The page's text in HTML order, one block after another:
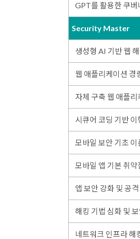
GPT를 활용한 쿠버
Security Master
생성형 AI 기반 웹
웹 애플리케이션 경
자체 구축 웹 애플
시큐어 코딩 기반
모바일 보안 기초
모바일 앱 기본 취약
앱 보안 강화 및 공
해킹 기법 심화 및
네트워크 인프라 해